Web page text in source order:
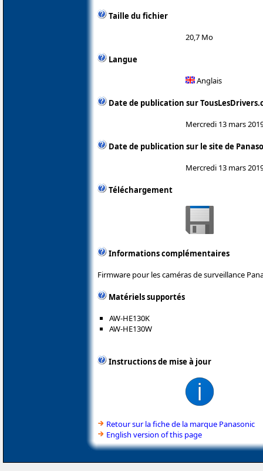
Taille du fichier
20,7 Mo
Langue
Anglais
Date de publication sur
Mercredi 13 mars
Date de publication sur le site de
Mercredi 13 mars
Téléchargement
Informations complémentaires
Firmware pour les caméras de surveillance
Matériels supportés
AW-HE130K
AW-HE130W
Instructions de mise à jour
Retour sur la fiche de la marque Panasonic
English version of this page